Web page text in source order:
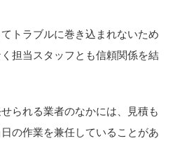
トラブルに巻き込まれないため
担当スタッフとも信頼関係を結
られる業者のなかには、見積も
の作業を兼任していることがあ